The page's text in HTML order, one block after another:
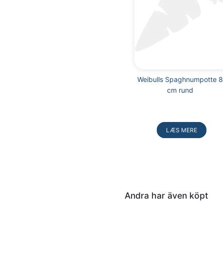
Weibulls Spaghnumpotte 8
cm rund
i
kurv
LÆS MERE
Andra har även köpt